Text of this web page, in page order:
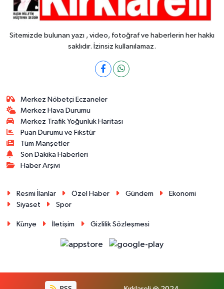
Sitemizde bulunan yazı , video, fotoğraf ve haberlerin her hakkı
saklıdır. İzinsiz kullanılamaz.
Merkez Nöbetçi Eczaneler
Merkez Hava Durumu
Merkez Trafik Yoğunluk Haritası
Puan Durumu ve Fikstür
Tüm Manşetler
Son Dakika Haberleri
Haber Arşivi
Resmi İlanlar Özel Haber Gündem
Ekonomi
Siyaset
Spor
Künye İletişim Gizlilik Sözleşmesi